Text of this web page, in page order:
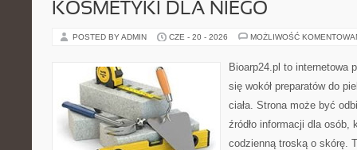
KOSMETYKI DLA NIEGO
POSTED BY ADMIN CZE - 20 - 2026 MOŻLIWOŚĆ
Bioarp24.pl to internetowa
się wokół preparatów do
ciała. Strona może być
źródło informacji dla osób,
codzienną troską o skórę.